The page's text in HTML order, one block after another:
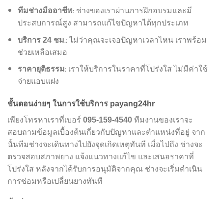
ทีมช่างมืออาชีพ: ช่างของเราผ่านการฝึกอบรมและมี
ประสบการณ์สูง สามารถแก้ไขปัญหาได้ทุกประเภท
บริการ 24 ชม.: ไม่ว่าคุณจะเจอปัญหาเวลาไหน เราพร้อม
ช่วยเหลือเสมอ
ราคายุติธรรม: เราให้บริการในราคาที่โปร่งใส ไม่มีค่าใช้
จ่ายแอบแฝง
ขั้นตอนง่ายๆ ในการใช้บริการ payang24hr
เพียงโทรหาเราที่เบอร์ 095-159-4540 ทีมงานของเราจะ
สอบถามข้อมูลเบื้องต้นเกี่ยวกับปัญหาและตำแหน่งที่อยู่ จาก
นั้นทีมช่างจะเดินทางไปยังจุดเกิดเหตุทันที เมื่อไปถึง ช่างจะ
ตรวจสอบสภาพยาง แจ้งแนวทางแก้ไข และเสนอราคาที่
โปร่งใส หลังจากได้รับการอนุมัติจากคุณ ช่างจะเริ่มดำเนิน
การซ่อมหรือเปลี่ยนยางทันที